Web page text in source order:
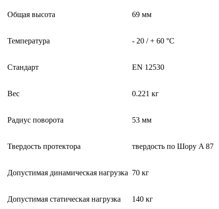
Общая высота 69 мм
Температура - 20 / + 60 °C
Стандарт EN 12530
Вес 0.221 кг
Радиус поворота 53 мм
Твердость протектора твердость по Шору A 87
Допустимая динамическая нагрузка 70 кг
Допустимая статическая нагрузка 140 кг